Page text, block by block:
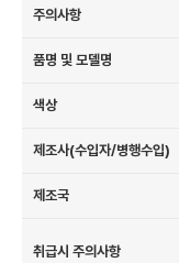
주의사항
품명 및 모델명
색상
제조사(수입자/병행수입)
제조국
취급시 주의사항